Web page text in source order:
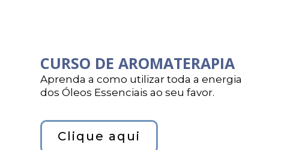
CURSO DE AROMATERAPIA
Aprenda a como utilizar toda a energia
dos Óleos Essenciais ao seu favor.
Clique aqui